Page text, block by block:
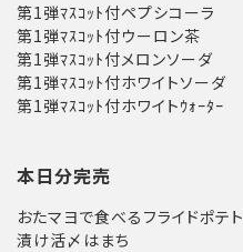
第1弾ﾏｽｺｯﾄ付ペプシコーラ
第1弾ﾏｽｺｯﾄ付ウーロン茶
第1弾ﾏｽｺｯﾄ付メロンソーダ
第1弾ﾏｽｺｯﾄ付ホワイトソーダ
第1弾ﾏｽｺｯﾄ付ホワイトｳｫｰﾀｰ
本日分完売
おたマヨで食べるフライドポテト
漬け活〆はまち